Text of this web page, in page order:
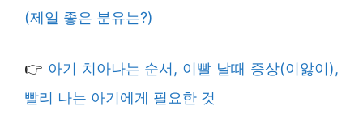
(제일 좋은 분유는?)
👉 아기 치아나는 순서, 이빨 날때 증상(이앓이),
빨리 나는 아기에게 필요한 것